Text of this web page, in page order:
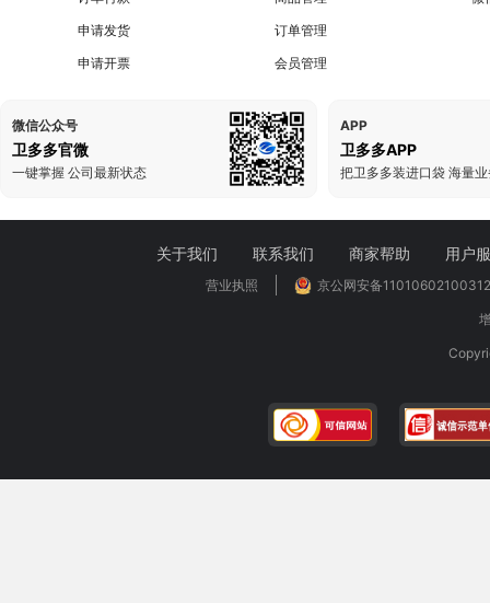
申请发货
申请开票
订单管理
会员管理
微信公众号
卫多多官微
一键掌握 公司最新状态
APP
卫多多APP
关于我们 联系我们 商家帮助 用户
营业执照 京公网安备